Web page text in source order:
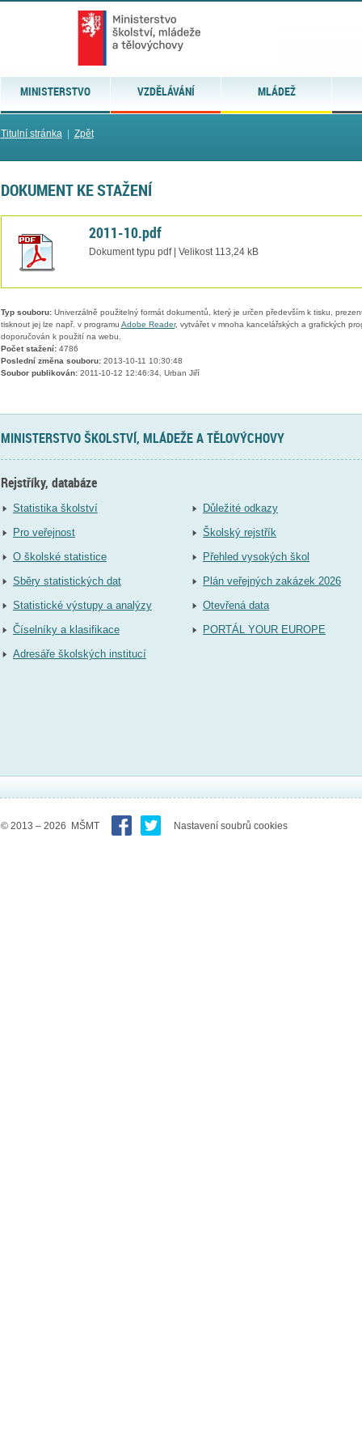
MINISTERSTVO VZDĚLÁVÁNÍ MLÁDEŽ
Titulní stránka| Zpět
DOKUMENT KE STAŽENÍ
2011-10.pdf
Dokument typu pdf | Velikost 113,24 kB
Typ souboru:Univerzálně použitelný formát dokumentů, který je určen především k tisku,
tisknout jej lze např. v programu Adobe Reader, vytvářet v mnoha kancelářských a grafických
doporučován k použití na webu.
Počet stažení:4786
Poslední změna souboru:2013-10-11 10:30:48
Soubor publikován:2011-10-12 12:46:34, Urban Jiří
MINISTERSTVO ŠKOLSTVÍ, MLÁDEŽE A TĚLOVÝCHOVY
Rejstříky, databáze
Statistika školství
Pro veřejnost
O školské statistice
Sběry statistických dat
Statistické výstupy a analýzy
Číselníky a klasifikace
Adresáře školských institucí
Důležité odkazy
Školský rejstřík
Přehled vysokých škol
Plán veřejných zakázek 2026
Otevřená data
PORTÁL YOUR EUROPE
© 2013 – 2026 MŠMT Nastavení soubrů cookies